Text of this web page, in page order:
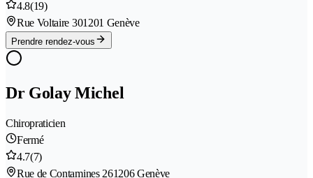
4.8(19)
Rue Voltaire 301201 Genève
Prendre rendez-vous
Dr Golay Michel
Chiropraticien
Fermé
4.7(7)
Rue de Contamines 261206 Genève